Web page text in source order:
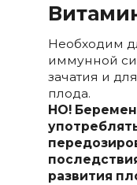
Необходим
иммунной
зачатия и
плода.
НО!
развития